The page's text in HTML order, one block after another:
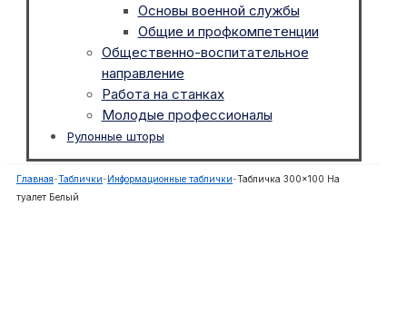
Основы военной службы
Общие и профкомпетенции
Общественно-воспитательное
направление
Работа на станках
Молодые профессионалы
Рулонные шторы
Главная-Таблички- Информационные таблички-Табличка 300×100 На
туалет Белый